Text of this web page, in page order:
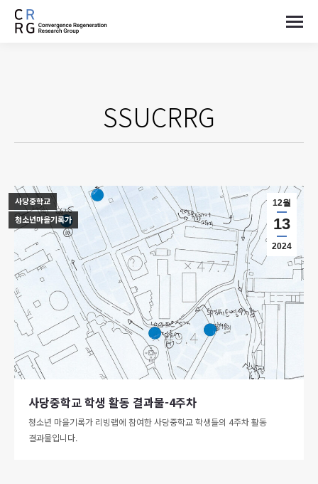
SSUCRRG
12월
13
2024
사당중학교
청소년마을기록가
사당중학교 학생 활동 결과물-4주차
청소년 마을기록가 리빙랩에 참여한 사당중학교 학생들의 4주차 활동
결과물입니다.